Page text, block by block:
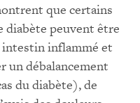
que certains
diabète peuvent être
intestin inflammé et
un débalancement
du diabète), de